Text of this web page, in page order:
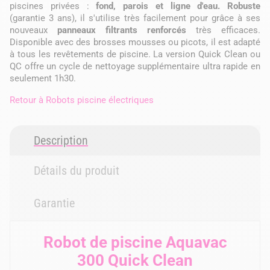
piscines privées :fond, parois et ligne d'eau. Robuste
(garantie 3 ans), il s'utilise très facilement pour grâce à ses
nouveaux panneaux filtrants renforcés très efficaces.
Disponible avec des brosses mousses ou picots, il est adapté
à tous les revêtements de piscine. La version Quick Clean ou
QC offre un cycle de nettoyage supplémentaire ultra rapide en
seulement 1h30.
Retour à Robots piscine électriques
Description
Détails du produit
Garantie
Robot de piscine Aquavac
300 Quick Clean